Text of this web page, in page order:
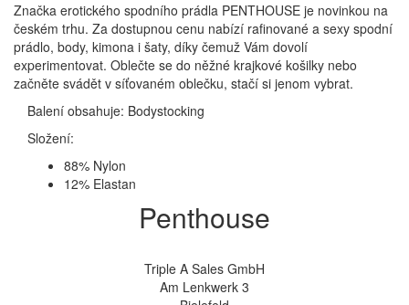
Značka erotického spodního prádla PENTHOUSE je novinkou na
českém trhu. Za dostupnou cenu nabízí rafinované a sexy spodní
prádlo, body, kimona i šaty, díky čemuž Vám dovolí
experimentovat. Oblečte se do něžné krajkové košilky nebo
začněte svádět v síťovaném oblečku, stačí si jenom vybrat.
Balení obsahuje: Bodystocking
Složení:
88% Nylon
12% Elastan
Penthouse
Triple A Sales GmbH
Am Lenkwerk 3